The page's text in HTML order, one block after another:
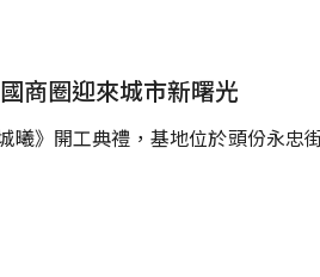
商圈迎來城市新曙光
曦》開工典禮，基地位於頭份永忠